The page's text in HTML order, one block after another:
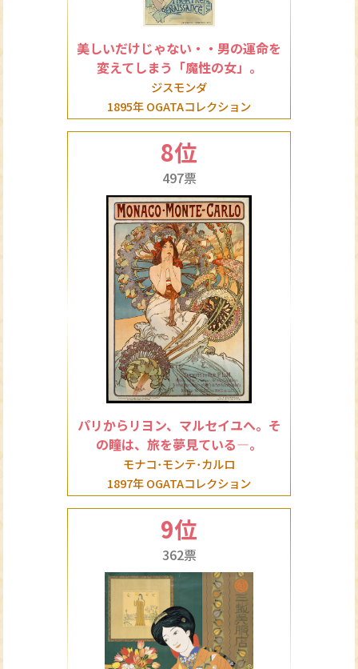
美しいだけじゃない・・男の運命を
変えてしまう「魔性の女」。
ジスモンダ
1895年 OGATAコレクション
8位
497票
パリからリヨン、マルセイユへ。そ
の瞳は、旅を夢見ている―。
モナコ･モンテ･カルロ
1897年 OGATAコレクション
9位
362票